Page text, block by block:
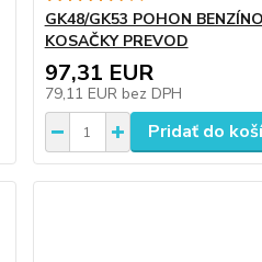
GK48/GK53 POHON
KOSAČKY PREVOD
97,31 EUR
79,11 EUR bez DPH
Pridať do